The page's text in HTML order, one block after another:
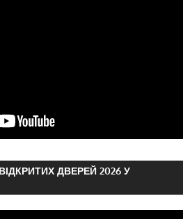
ДВЕРЕЙ 2026 У